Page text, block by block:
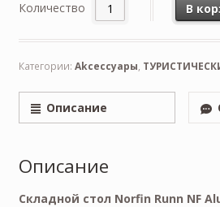
Количество В
Категории: Akceccyapы,
Описание
Описание
Складной стол Norfin Runn NF